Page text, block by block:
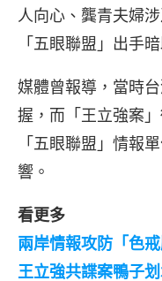
人向心、龔青夫婦
「五眼聯盟」出手
媒體曾報導，當時
握，而「王立強案
「五眼聯盟」情報
響。
看更多
兩岸情報攻防「色
王立強共諜案鴨子